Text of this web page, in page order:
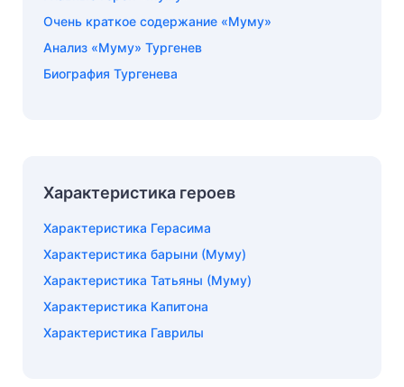
Очень краткое содержание «Муму»
Анализ «Муму» Тургенев
Биография Тургенева
Характеристика героев
Характеристика Герасима
Характеристика барыни (Муму)
Характеристика Татьяны (Муму)
Характеристика Капитона
Характеристика Гаврилы